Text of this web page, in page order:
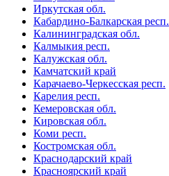
Иркутская обл.
Кабардино-Балкарская респ.
Калининградская обл.
Калмыкия респ.
Калужская обл.
Камчатский край
Карачаево-Черкесская респ.
Карелия респ.
Кемеровская обл.
Кировская обл.
Коми респ.
Костромская обл.
Краснодарский край
Красноярский край